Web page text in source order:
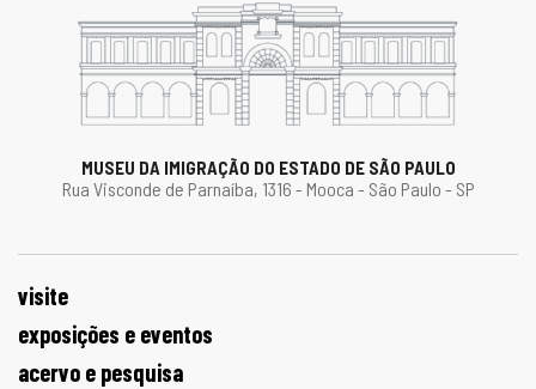
MUSEU DA IMIGRAÇÃO DO ESTADO DE SÃO PAULO
Rua Visconde de Parnaíba, 1316 - Mooca - São Paulo - SP
visite
exposições e eventos
acervo e pesquisa